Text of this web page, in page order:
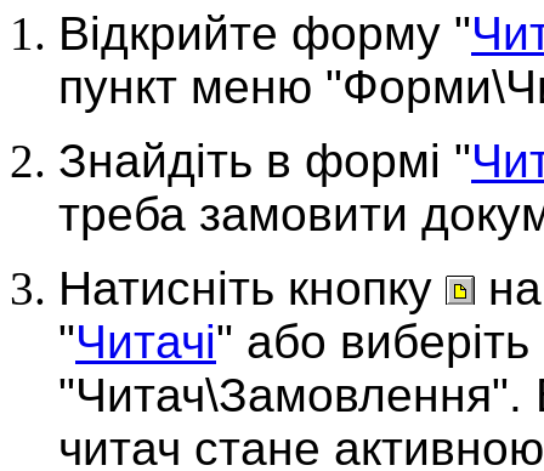
Відкрийте форму "
пункт меню
Знайдіть в формі "
треба замовити
Натисніть кнопку
"Читачі" або
"Читач\Замовлення".
читач стане